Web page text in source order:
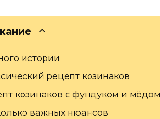
истории
рецепт козинаков
козинаков с фундуком и мёдом
важных нюансов